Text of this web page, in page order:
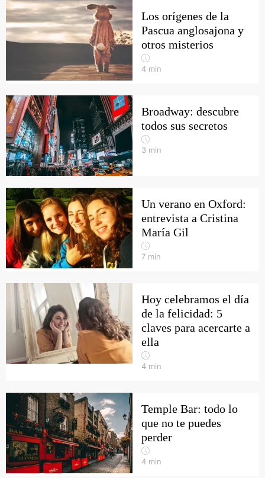
Los orígenes de la
Pascua anglosajona y
otros misterios
4 min
Broadway: descubre
todos sus secretos
3 min
Un verano en Oxford:
entrevista a Cristina
María Gil
7 min
Hoy celebramos el día
de la felicidad: 5
claves para acercarte a
ella
4 min
Temple Bar: todo lo
que no te puedes
perder
4 min